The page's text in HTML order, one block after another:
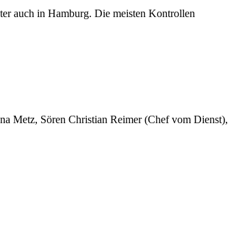
auch in Hamburg. Die meisten Kontrollen
Metz, Sören Christian Reimer (Chef vom Dienst),